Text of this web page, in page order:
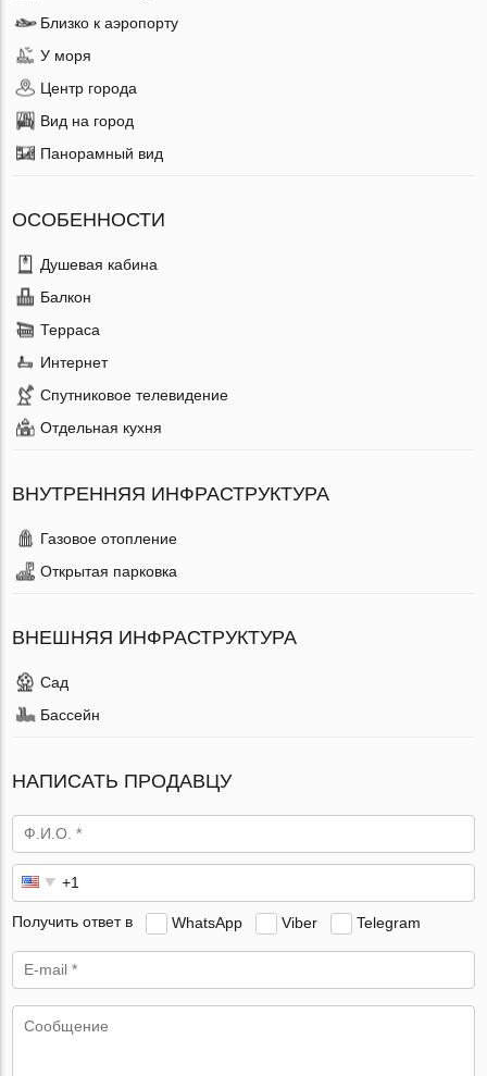
Близко к аэропорту
У моря
Центр города
Вид на город
Панорамный вид
ОСОБЕННОСТИ
Душевая кабина
Балкон
Терраса
Интернет
Спутниковое телевидение
Отдельная кухня
ВНУТРЕННЯЯ ИНФРАСТРУКТУРА
Газовое отопление
Открытая парковка
ВНЕШНЯЯ ИНФРАСТРУКТУРА
Сад
Бассейн
НАПИСАТЬ ПРОДАВЦУ
Получить ответ в WhatsApp Viber Telegram